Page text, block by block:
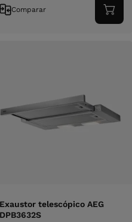
Comparar
ao
Exaustor telescópico AEG
DPB3632S